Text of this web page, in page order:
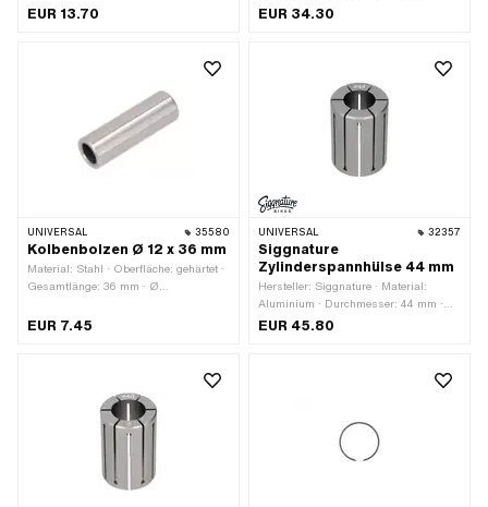
Kolbenringform: Rechteck-Ring ·
EUR 13.70
Bestandteile: 7 Stk. ·
EUR 34.30
UNIVERSAL 35580
Kolbenbolzen Ø 12 x 36 mm
Material: Stahl · Oberfläche: gehärtet ·
Gesamtlänge: 36 mm · Ø
EUR 7.45
UNIVERSAL 32357
Siggnature
Zylinderspannhülse 44 mm
Hersteller: Siggnature · Material:
Aluminium · Durchmesser: 44 mm ·
Oberfläche: eloxiert · Gesamtlänge: 60
EUR 45.80